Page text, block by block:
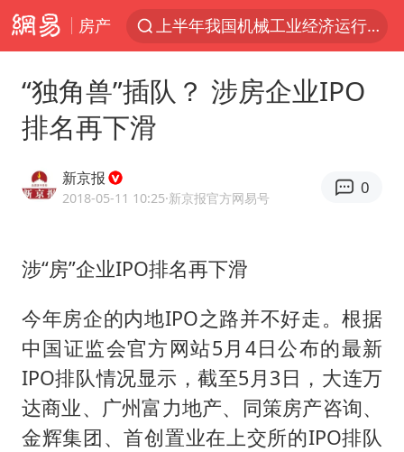
房产
上半年我国机械工业经济运行稳中有进
河南撤回“领导带薪错峰休假”通知
泰国校园枪击案死亡人数升至7人
曝美拒绝乌增购“爱国者”导弹请求
陕西省委书记赶赴柞水县杏坪镇
改名后的“青海拉面”店
“独角兽”插队？ 涉房企业IPO
排名再下滑
新京报
2018-05-11 10:25·新京报官方网易号
0
涉“房”企业IPO排名再下滑
今年房企的内地IPO之路并不好走。根据
中国证监会官方网站5月4日公布的最新
IPO排队情况显示，截至5月3日，大连万
达商业、广州富力地产、同策房产咨询、
金辉集团、首创置业在上交所的IPO排队